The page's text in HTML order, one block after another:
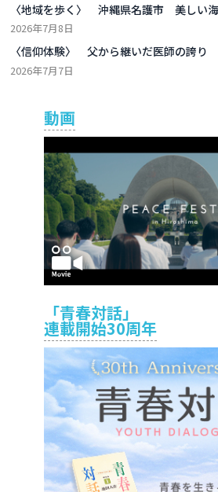
〈地域を歩く〉 沖縄県名護市 美しい
2026年7月8日
〈信仰体験〉 父から継いだ医師の誇り
2026年7月7日
動画
「青春対話」
連載開始30周年